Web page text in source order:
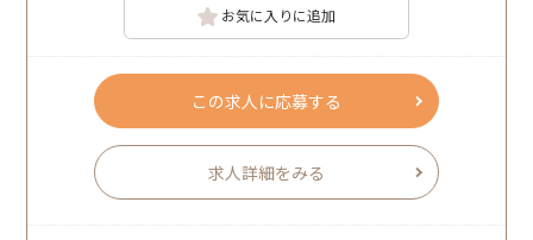
お気に入りに追加
この求人に応募する
求人詳細をみる